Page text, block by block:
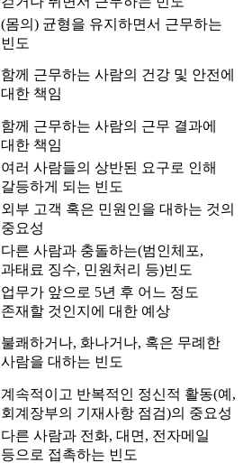
(몸의) 균형을 유지하면서 근무하는
빈도
함께 근무하는 사람의 건강 및 안전에
대한 책임
함께 근무하는 사람의 근무 결과에
대한 책임
여러 사람들의 상반된 요구로 인해
갈등하게 되는 빈도
외부 고객 혹은 민원인을 대하는 것의
중요성
다른 사람과 충돌하는(범인체포,
과태료 징수, 민원처리 등)빈도
업무가 앞으로 5년 후 어느 정도
존재할 것인지에 대한 예상
불쾌하거나, 화나거나, 혹은 무례한
사람을 대하는 빈도
계속적이고 반복적인 정신적 활동(예,
회계장부의 기재사항 점검)의 중요성
다른 사람과 전화, 대면, 전자메일
등으로 접촉하는 빈도